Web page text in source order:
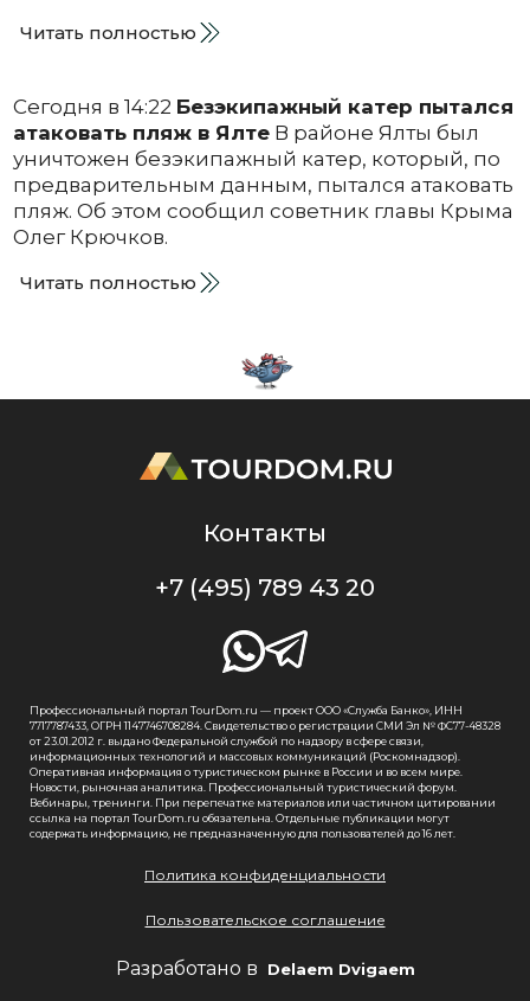
Читать полностью
Сегодня в 14:22 Безэкипажный катер пытался
атаковать пляж в ЯлтеВ районе Ялты был
уничтожен безэкипажный катер, который, по
предварительным данным, пытался атаковать
пляж. Об этом сообщил советник главы Крыма
Олег Крючков.
Читать полностью
Контакты
+7 (495) 789 43 20
Профессиональный портал TourDom.ru — проект ООО «Служба Банко», ИНН
7717787433, ОГРН 1147746708284. Свидетельство о регистрации СМИ Эл № ФС77-48328
от 23.01.2012 г. выдано Федеральной службой по надзору в сфере связи,
информационных технологий и массовых коммуникаций (Роскомнадзор).
Оперативная информация о туристическом рынке в России и во всем мире.
Новости, рыночная аналитика. Профессиональный туристический форум.
Вебинары, тренинги. При перепечатке материалов или частичном цитировании
ссылка на портал TourDom.ru обязательна. Отдельные публикации могут
содержать информацию, не предназначенную для пользователей до 16 лет.
Политика конфиденциальности
Пользовательское соглашение
Разработано в Delaem Dvigaem